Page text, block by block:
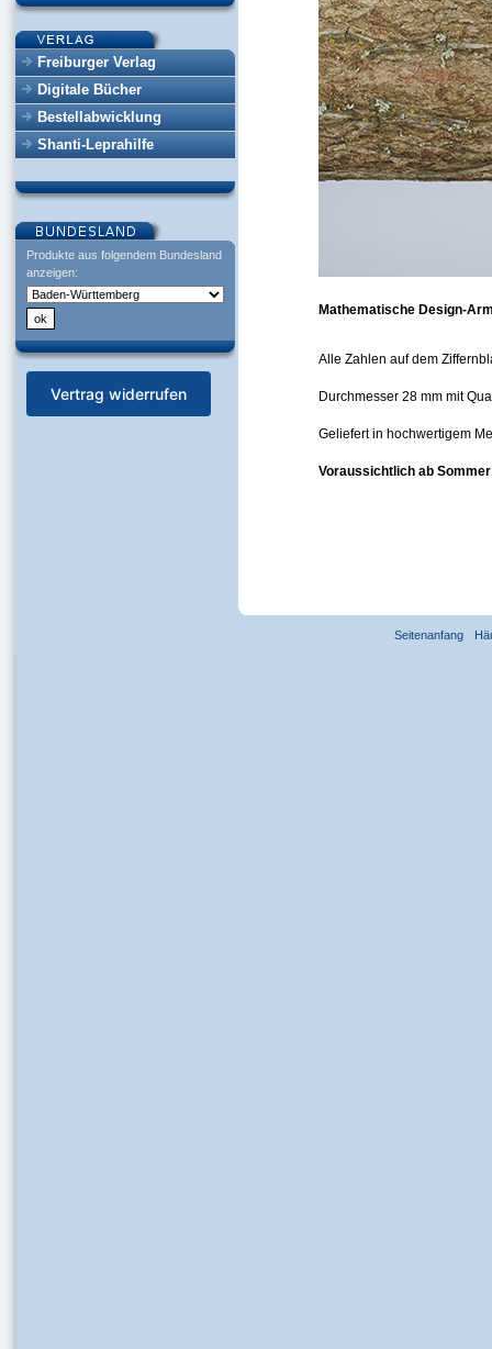
Freiburger Verlag
Digitale Bücher
Bestellabwicklung
Shanti-Leprahilfe
Produkte aus folgendem Bundesland
anzeigen:
Vertrag widerrufen
Mathematische Design-
Alle Zahlen auf dem
Durchmesser 28 mm mit
Geliefert in hochwertigem
Voraussichtlich ab
Seitenanfang